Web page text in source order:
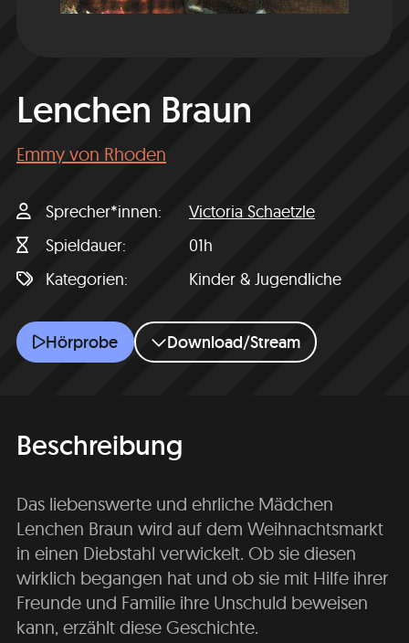
Lenchen Braun
Emmy von Rhoden
Sprecher*innen
Victoria Schaetzle
Spieldauer
01h
Kategorien
Kinder & Jugendliche
Lenchen Braun
Hörprobe Download/Stream
Beschreibung
Das liebenswerte und ehrliche Mädchen
Lenchen Braun wird auf dem Weihnachtsmarkt
in einen Diebstahl verwickelt. Ob sie diesen
wirklich begangen hat und ob sie mit Hilfe ihrer
Freunde und Familie ihre Unschuld beweisen
kann, erzählt diese Geschichte.